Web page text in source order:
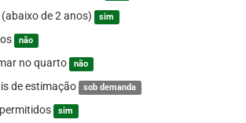
de 2 anos) sim
não
no quarto não
de estimação sob demanda
sim